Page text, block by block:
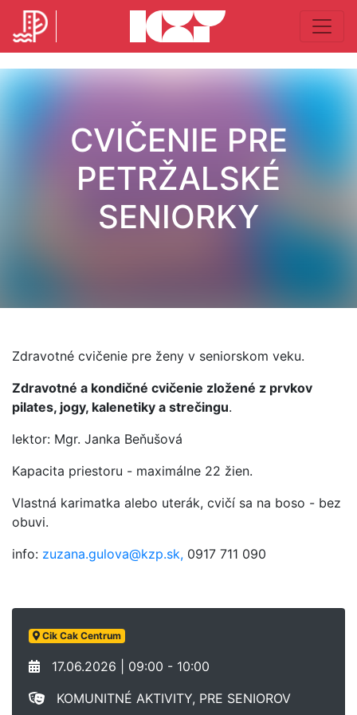
CVIČENIE PRE
PETRŽALSKÉ
SENIORKY
Zdravotné cvičenie pre ženy v seniorskom veku.
Zdravotné a kondičné cvičenie zložené z prvkov
pilates, jogy, kalenetiky a strečingu.
lektor: Mgr. Janka Beňušová
Kapacita priestoru - maximálne 22 žien.
Vlastná karimatka alebo uterák, cvičí sa na boso - bez
obuvi.
info: zuzana.gulova@kzp.sk, 0917 711 090
Cik Cak Centrum
17.06.2026 | 09:00 - 10:00
KOMUNITNÉ AKTIVITY, PRE SENIOROV